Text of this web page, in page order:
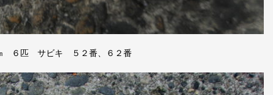
６匹 サビキ ５２番、６２番